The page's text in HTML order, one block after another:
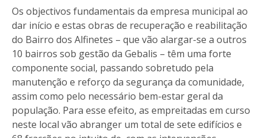
Os objectivos fundamentais da empresa municipal ao
dar início e estas obras de recuperação e reabilitação
do Bairro dos Alfinetes – que vão alargar-se a outros
10 bairros sob gestão da Gebalis – têm uma forte
componente social, passando sobretudo pela
manutenção e reforço da segurança da comunidade,
assim como pelo necessário bem-estar geral da
população. Para esse efeito, as empreitadas em curso
neste local vão abranger um total de sete edifícios e